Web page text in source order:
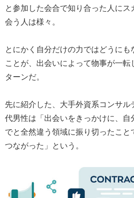
と参加した会合で知り合った人に
会う人は様々。
とにかく自分だけの力ではどうに
ことが、出会いによって物事が一
ターンだ。
先に紹介した、大手外資系コンサ
代男性は「出会いをきっかけに、自
でと全然違う領域に振り切ったこと
つながった」という。